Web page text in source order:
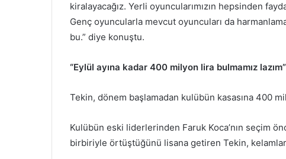
kiralayacağız. Yerli oyuncularımızın hepsinden
Genç oyuncularla mevcut oyuncuları da
bu.” diye konuştu.
“Eylül ayına kadar 400 milyon lira bulmamız lazım”
Tekin, dönem başlamadan kulübün kasasına 400
Kulübün eski liderlerinden Faruk Koca’nın seçim
birbiriyle örtüştüğünü lisana getiren Tekin,